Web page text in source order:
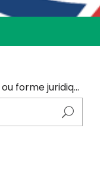
Entrer ici le nom de l'adhérents (code NAF, catégorie ou forme juridique)